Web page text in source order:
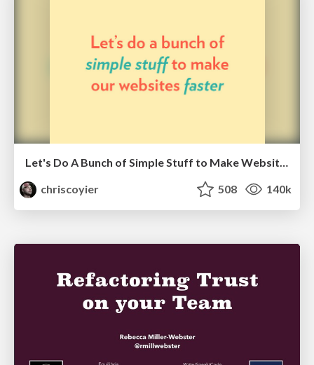
chriscoyier
508 140k